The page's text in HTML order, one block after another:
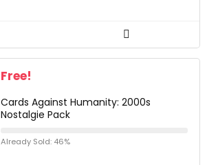
Free!
Cards Against Humanity: 2000s
Nostalgie Pack
Already Sold: 46%